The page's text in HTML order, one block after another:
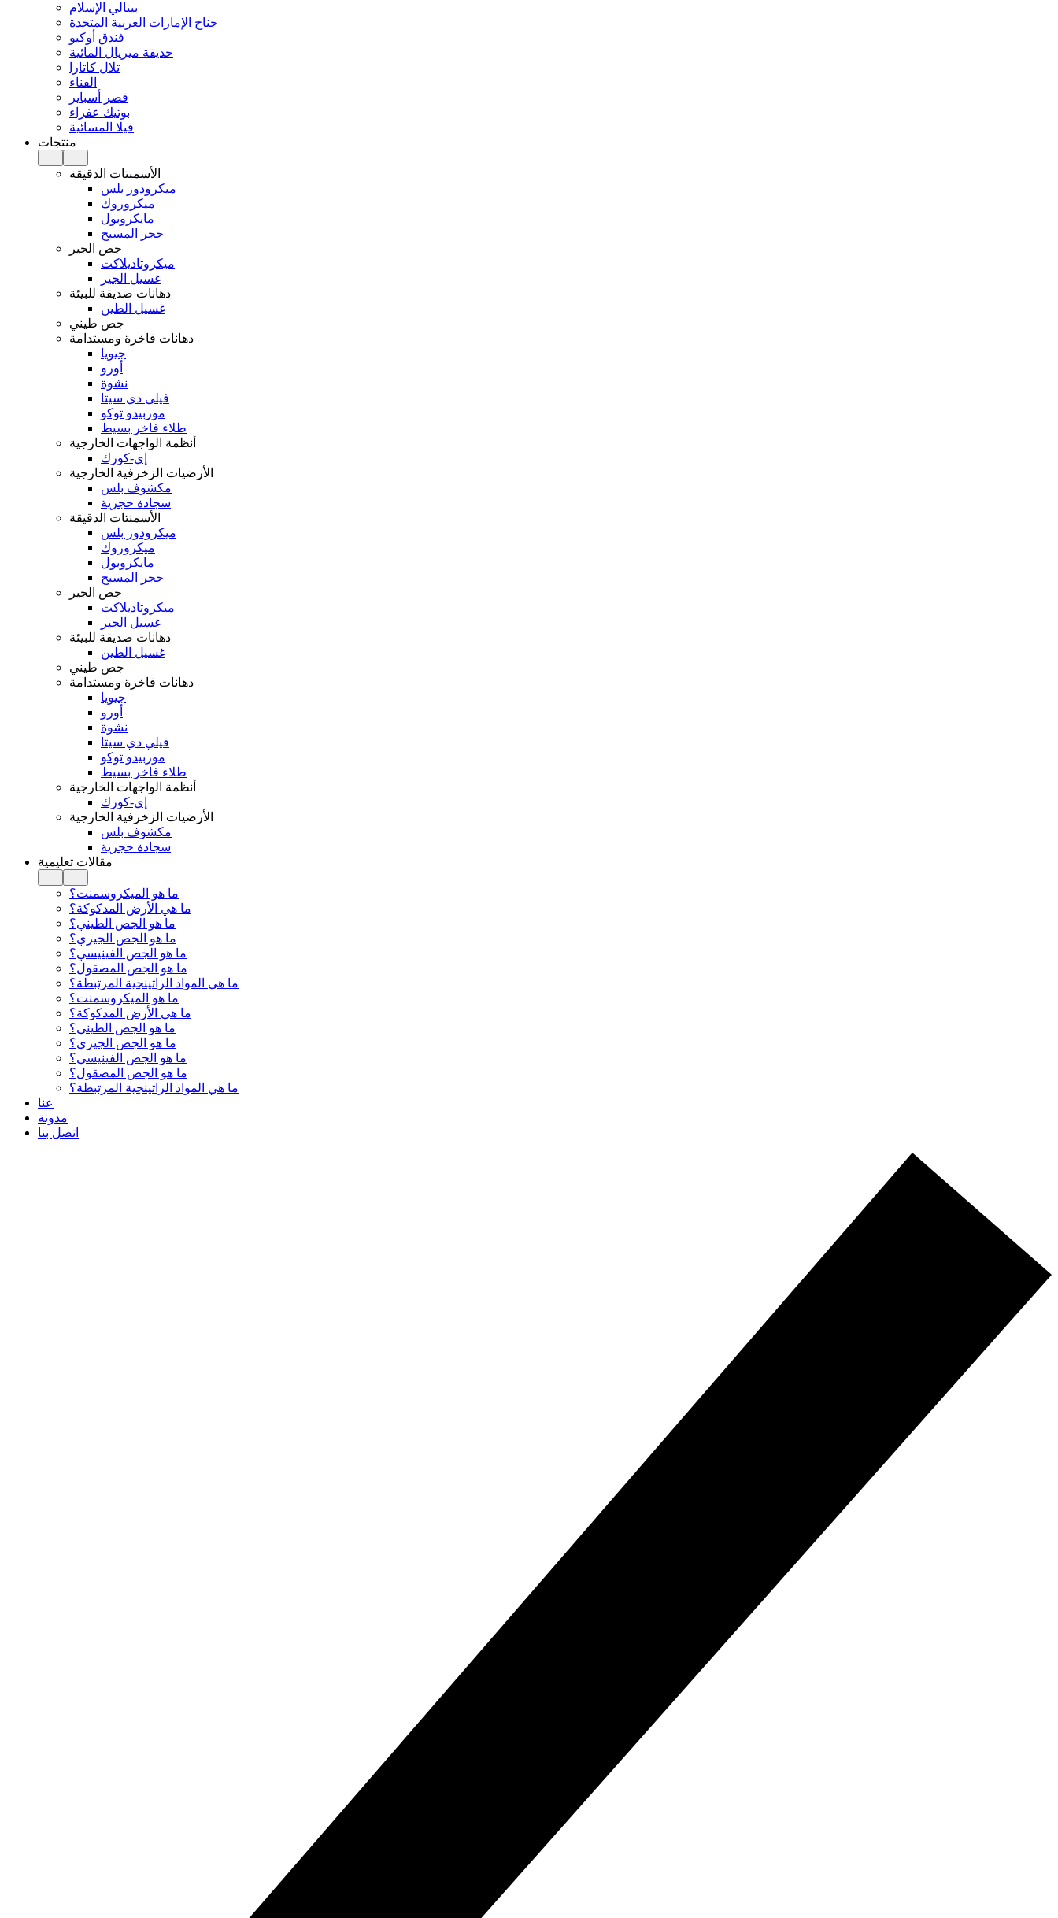
بينالي الإسلام
جناح الإمارات العربية المتحدة
فندق أوكيو
حديقة ميريال المائية
تلال كاتارا
الفناء
قصر أسباير
بوتيك عفراء
فيلا المسائية
منتجات
الأسمنتات الدقيقة
ميكرودور بلس
ميكروروك
مايكروبول
حجر المسبح
جص الجير
ميكروتاديلاكت
غسيل الجير
دهانات صديقة للبيئة
غسيل الطين
جص طيني
دهانات فاخرة ومستدامة
جيويا
أورو
نشوة
فيلي دي سيتا
موربيدو توكو
طلاء فاخر بسيط
أنظمة الواجهات الخارجية
إي-كورك
الأرضيات الزخرفية الخارجية
مكشوف بلس
سجادة حجرية
الأسمنتات الدقيقة
ميكرودور بلس
ميكروروك
مايكروبول
حجر المسبح
جص الجير
ميكروتاديلاكت
غسيل الجير
دهانات صديقة للبيئة
غسيل الطين
جص طيني
دهانات فاخرة ومستدامة
جيويا
أورو
نشوة
فيلي دي سيتا
موربيدو توكو
طلاء فاخر بسيط
أنظمة الواجهات الخارجية
إي-كورك
الأرضيات الزخرفية الخارجية
مكشوف بلس
سجادة حجرية
مقالات تعليمية
ما هو الميكروسمنت؟
ما هي الأرض المدكوكة؟
ما هو الجص الطيني؟
ما هو الجص الجيري؟
ما هو الجص الفينيسي؟
ما هو الجص المصقول؟
ما هي المواد الراتينجية المرتبطة؟
ما هو الميكروسمنت؟
ما هي الأرض المدكوكة؟
ما هو الجص الطيني؟
ما هو الجص الجيري؟
ما هو الجص الفينيسي؟
ما هو الجص المصقول؟
ما هي المواد الراتينجية المرتبطة؟
عنا
مدونة
اتصل بنا